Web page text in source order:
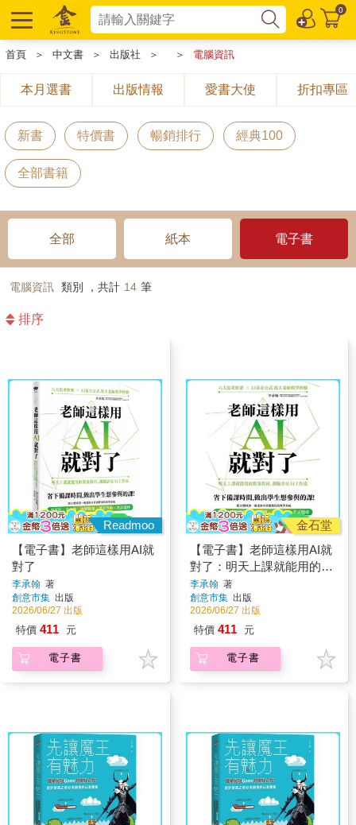
0
首頁 ＞ 中文書 ＞ 出版社 ＞ ＞ 電腦資訊
本月選書 出版情報 愛書大使 折扣專區
新書 特價書 暢銷排行 經典100
全部書籍
全部 紙本 電子書
電腦資訊 類別 ，共計 14 筆
排序
Readmoo
【電子書】老師這樣用AI就
對了
李承翰 著
創意市集 出版
2026/06/27 出版
特價 411 元
電子書
金石堂
【電子書】老師這樣用AI就
對了：明天上課就能用的教
案教材、測驗評量AI工作流
李承翰 著
創意市集 出版
2026/06/27 出版
特價 411 元
電子書